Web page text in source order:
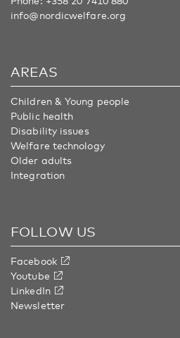
info@nordicwelfare.org
AREAS
Children & Young people
Public health
Disability issues
Welfare technology
Older adults
Integration
FOLLOW US
Facebook
Youtube
LinkedIn
Newsletter